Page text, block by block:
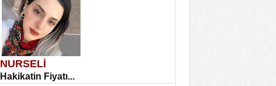
NURSELİ
Hakikatin Fiyatı...